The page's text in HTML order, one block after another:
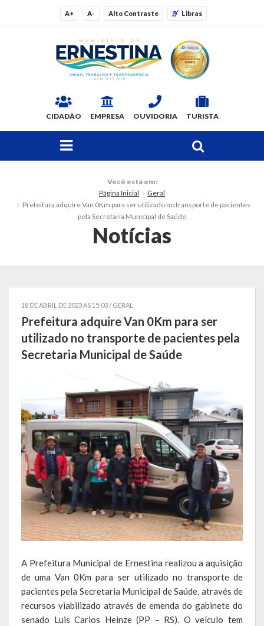
A+ A- Alto Contraste Libras
CIDADÃO EMPRESA OUVIDORIA TURISTA
Dados Gerais
Símbolos
Telefones Úteis
Secretarias
Administração
Assistência Social
Educação, Cultura, Desporto e Turismo
Sala Multidisciplinar Saber Mais
Escola Municipal de Educação Infantil Dr. Orlando Rojas
Escola Municipal De Ensino Fundamental Educarte
Escola Municipal De Ensino Fundamental João Alfredo Sachser
Escola Municipal De Ensino Fundamental Osvaldo Cruz
Agricultura
Você está em:
Página Inicial
Geral
Prefeitura adquire Van 0Km para ser utilizado no transporte de pacientes
pela Secretaria Municipal de Saúde
Notícias
18 DE ABRIL DE 2023 AS 15:03 / GERAL
Prefeitura adquire Van 0Km para ser
utilizado no transporte de pacientes pela
Secretaria Municipal de Saúde
A Prefeitura Municipal de Ernestina realizou a aquisição
de uma Van 0Km para ser utilizado no transporte de
pacientes pela Secretaria Municipal de Saúde, através de
recursos viabilizado através de emenda do gabinete do
senado Luis Carlos Heinze (PP – RS). O veículo tem